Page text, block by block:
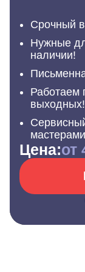
Срочный
Нужные
наличии!
Работаем
выходных!
Цена:от